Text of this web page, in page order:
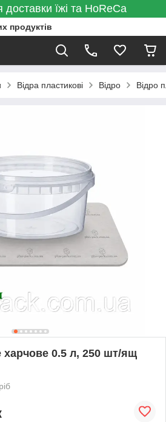
їжі та HoReCa
продуктів
Відра пластикові Відро Відро
харчове 0.5 л, 250 шт/ящ